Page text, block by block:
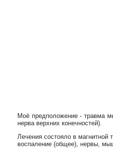
Моё предположение - травма
нерва верхних конечностей).
Лечения состояло в
воспаление (общее), нервы,